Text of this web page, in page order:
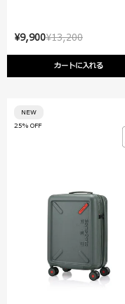
¥13,200
¥9,900
カートに入れる
25% OFF
NEW